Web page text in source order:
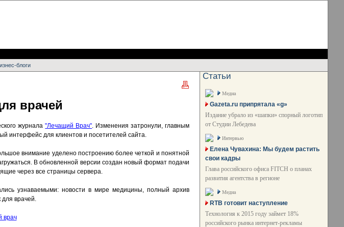
блоги
врачей
журнала"Лечащий Врач". Изменения затронули, главным
интерфейс для клиентов и посетителей сайта.
внимание уделено построению более четкой и понятной
В обновленной версии создан новый формат подачи
через все страницы сервера.
узнаваемыми: новости в мире медицины, полный архив
для врачей.
Статьи
Медиа
Gazeta.ru припрятала «g»
Издание убрало из «шапки» спорный логотип
от Студии Лебедева
Интервью
Елена Чувахина: Мы будем растить
свои кадры
Глава российского офиса FITCH о планах
развития агентства в регионе
Медиа
RTB готовит наступление
Технология к 2015 году займет 18%
российского рынка интернет-рекламы